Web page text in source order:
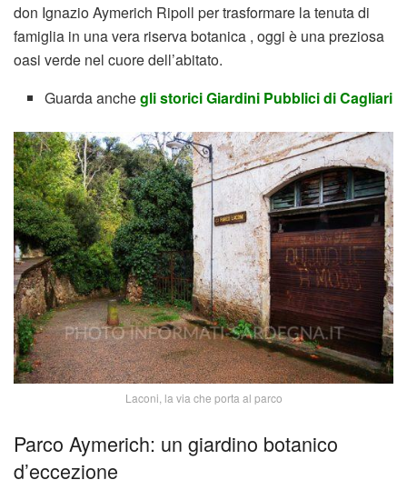
don Ignazio Aymerich Ripoll per trasformare la tenuta di
famiglia in una vera riserva botanica , oggi è una preziosa
oasi verde nel cuore dell’abitato.
Guarda anchegli storici Giardini Pubblici di Cagliari
Laconi, la via che porta al parco
Parco Aymerich: un giardino botanico
d’eccezione